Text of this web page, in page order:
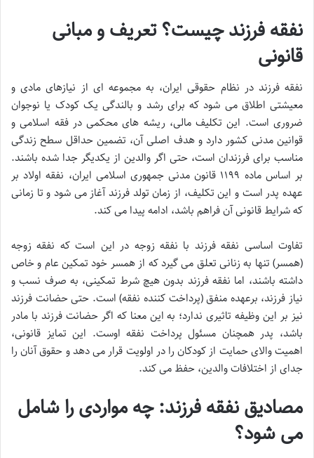
نفقه فرزند چیست؟ تعریف و مبانی
قانونی
نفقه فرزند در نظام حقوقی ایران، به مجموعه ای از نیازهای مادی و
معیشتی اطلاق می شود که برای رشد و بالندگی یک کودک یا نوجوان
ضروری است. این تکلیف مالی، ریشه های محکمی در فقه اسلامی و
قوانین مدنی کشور دارد و هدف اصلی آن، تضمین حداقل سطح زندگی
مناسب برای فرزندان است، حتی اگر والدین از یکدیگر جدا شده باشند.
بر اساس ماده ۱۱۹۹ قانون مدنی جمهوری اسلامی ایران، نفقه اولاد بر
عهده پدر است و این تکلیف، از زمان تولد فرزند آغاز می شود و تا زمانی
که شرایط قانونی آن فراهم باشد، ادامه پیدا می کند.
تفاوت اساسی نفقه فرزند با نفقه زوجه در این است که نفقه زوجه
(همسر) تنها به زنانی تعلق می گیرد که از همسر خود تمکین عام و خاص
داشته باشند، اما نفقه فرزند بدون هیچ شرط تمکینی، به صرف نسب و
نیاز فرزند، برعهده منفق (پرداخت کننده نفقه) است. حتی حضانت فرزند
نیز بر این وظیفه تاثیری ندارد؛ به این معنا که اگر حضانت فرزند با مادر
باشد، پدر همچنان مسئول پرداخت نفقه اوست. این تمایز قانونی،
اهمیت والای حمایت از کودکان را در اولویت قرار می دهد و حقوق آنان را
جدای از اختلافات والدین، حفظ می کند.
مصادیق نفقه فرزند: چه مواردی را شامل
می شود؟